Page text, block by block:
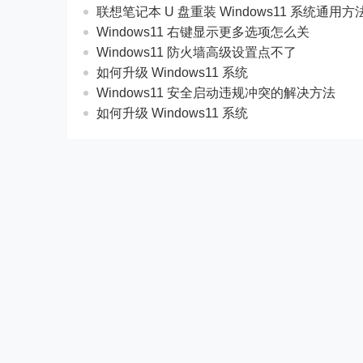
联想笔记本 U 盘重装 Windows11 系统通用方
Windows11 右键显示更多选项怎么关
Windows11 防火墙高级设置点不了
如何升级 Windows11 系统
Windows11 安全启动违规冲突的解决方法
如何升级 Windows11 系统